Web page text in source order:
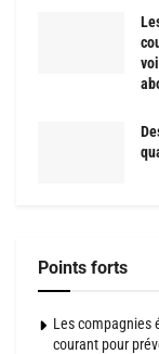
Points forts
Les compagnies
courant pour